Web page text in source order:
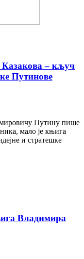
Казакова – кључ
Путинове
Путину пише
мало је књига
и стратешке
Владимира